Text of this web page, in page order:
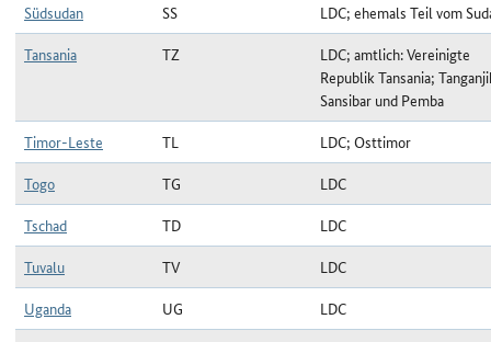
Südsudan
SS
LDC; ehemals Teil vom
Tansania
TZ
LDC; amtlich: Vereinigte
Republik Tansania;
Sansibar und Pemba
Timor-Leste
TL
LDC; Osttimor
Togo
TG
LDC
Tschad
TD
LDC
Tuvalu
TV
LDC
Uganda
UG
LDC